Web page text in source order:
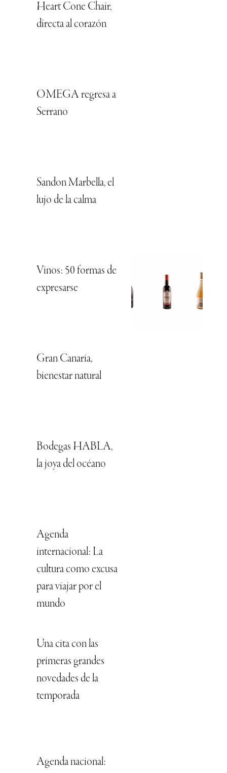
Heart Cone Chair,
directa al corazón
OMEGA regresa a
Serrano
Sandon Marbella, el
lujo de la calma
Vinos: 50 formas de
expresarse
Gran Canaria,
bienestar natural
Bodegas HABLA,
la joya del océano
Agenda
internacional: La
cultura como excusa
para viajar por el
mundo
Una cita con las
primeras grandes
novedades de la
temporada
Agenda nacional: